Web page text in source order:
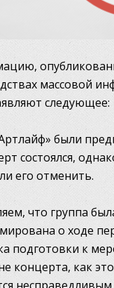
массовой
следующее:
были
состоялся,
его отменить.
что группа
о ходе
подготовки к
концерта, как